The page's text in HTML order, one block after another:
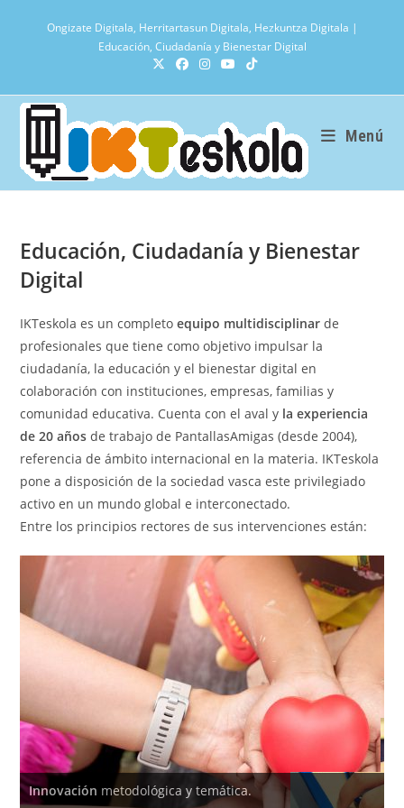
Ongizate Digitala, Herritartasun Digitala, Hezkuntza Digitala |
Educación, Ciudadanía y Bienestar Digital
Menú
Educación, Ciudadanía y Bienestar
Digital
IKTeskola es un completoequipo multidisciplinar de
profesionales que tiene como objetivo impulsar la
ciudadanía, la educación y el bienestar digital en
colaboración con instituciones, empresas, familias y
comunidad educativa. Cuenta con el aval y la experiencia
de 20 años de trabajo de PantallasAmigas (desde 2004),
referencia de ámbito internacional en la materia. IKTeskola
pone a disposición de la sociedad vasca este privilegiado
activo en un mundo global e interconectado.
Entre los principios rectores de sus intervenciones están:
Innovación metodológica y temática.